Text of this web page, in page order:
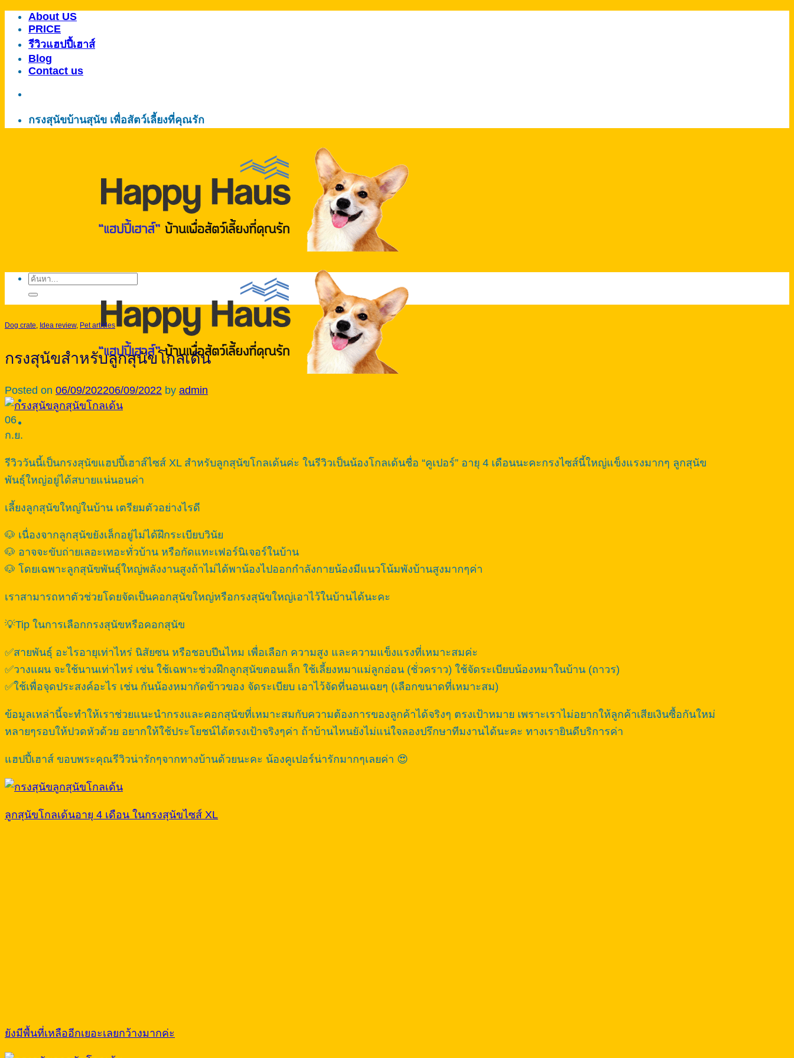
ข้าม
เนื้อหา
About US
PRICE
รีวิวแฮปปี้เฮาส์
Blog
Contact us
กรงสุนัขบ้านสุนัข เพื่อสัตว์เลี้ยงที่คุณรัก
ค้นหา:
Dog crate Idea review, Pet articles
กรงสุนัขสำหรับลูกสุนัขโกลเด้น
Posted on 06/09/202206/09/2022 by admin
06
ก.ย.
รีวิววันนี้เป็นกรงสุนัขแฮปปี้เฮาส์ไซส์ XL สำหรับลูกสุนัขโกลเด้นค่ะ ในรีวิวเป็นน้องโกลเด้นชื่อ “คูเปอร์” อายุ 4 เดือนนะคะกรงไซส์นี้ใหญ่แข็งแรงมากๆ ลูกสุนัข
พันธุ์ใหญ่อยู่ได้สบายแน่นอนค่า
เลี้ยงลูกสุนัขใหญ่ในบ้าน เตรียมตัวอย่างไรดี
🐶 เนื่องจากลูกสุนัขยังเล็กอยู่ไม่ได้ฝึกระเบียบวินัย
🐶 อาจจะขับถ่ายเลอะเทอะทั่วบ้าน หรือกัดแทะเฟอร์นิเจอร์ในบ้าน
🐶 โดยเฉพาะลูกสุนัขพันธุ์ใหญ่พลังงานสูงถ้าไม่ได้พาน้องไปออกกำลังกายน้องมีแนวโน้มพังบ้านสูงมากๆค่า
เราสามารถหาตัวช่วยโดยจัดเป็นคอกสุนัขใหญ่หรือกรงสุนัขใหญ่เอาไว้ในบ้านได้นะคะ
💡Tip ในการเลือกกรงสุนัขหรือคอกสุนัข
✅สายพันธุ์ อะไรอายุเท่าไหร่ นิสัยซน หรือชอบปีนไหม เพื่อเลือก ความสูง และความแข็งแรงที่เหมาะสมค่ะ
✅วางแผน จะใช้นานเท่าไหร่ เช่น ใช้เฉพาะช่วงฝึกลูกสุนัขตอนเล็ก ใช้เลี้ยงหมาแม่ลูกอ่อน (ชั่วคราว) ใช้จัดระเบียบน้องหมาในบ้าน (ถาวร)
✅ใช้เพื่อจุดประสงค์อะไร เช่น กันน้องหมากัดข้าวของ จัดระเบียบ เอาไว้จัดที่นอนเฉยๆ (เลือกขนาดที่เหมาะสม)
ข้อมูลเหล่านี้จะทำให้เราช่วยแนะนำกรงและคอกสุนัขที่เหมาะสมกับความต้องการของลูกค้าได้จริงๆ ตรงเป้าหมาย เพราะเราไม่อยากให้ลูกค้าเสียเงินซื้อกันใหม่
หลายๆรอบให้ปวดหัวด้วย อยากให้ใช้ประโยชน์ได้ตรงเป้าจริงๆค่า ถ้าบ้านไหนยังไม่แน่ใจลองปรึกษาทีมงานได้นะคะ ทางเรายินดีบริการค่า
แฮปปี้เฮาส์ ขอบพระคุณรีวิวน่ารักๆจากทางบ้านด้วยนะคะ น้องคูเปอร์น่ารักมากๆเลยค่า 😍
ลูกสุนัขโกลเด้นอายุ 4 เดือน ในกรงสุนัขไซส์ XL
ยังมีพื้นที่เหลืออีกเยอะเลยกว้างมากค่ะ